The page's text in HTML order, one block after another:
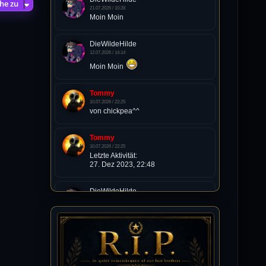
zu 21.07.2026 / 10:28
Moin Moin
DieWildeHilde
12.07.2026 / 14:14
Moin Moin
Tommy
10.07.2026 / 22:25
von chickpea^^
Tommy
10.07.2026 / 22:25
Letzte Aktivität:
27. Dez 2023, 22:48
DieWildeHilde
Happy Birthday Chickpea
DieWildeHilde
10.07.2026 / 10:08
Hallo meine Lieben!